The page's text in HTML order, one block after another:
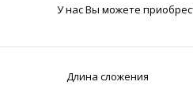
У нас Вы можете
Длина сложения